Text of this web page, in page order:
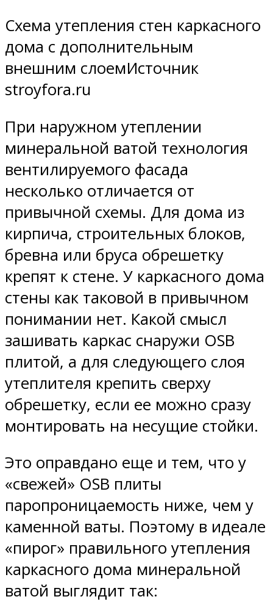
Схема утепления стен каркасного
дома с дополнительным
внешним слоемИсточник
stroyfora.ru
При наружном утеплении
минеральной ватой технология
вентилируемого фасада
несколько отличается от
привычной схемы. Для дома из
кирпича, строительных блоков,
бревна или бруса обрешетку
крепят к стене. У каркасного дома
стены как таковой в привычном
понимании нет. Какой смысл
зашивать каркас снаружи OSB
плитой, а для следующего слоя
утеплителя крепить сверху
обрешетку, если ее можно сразу
монтировать на несущие стойки.
Это оправдано еще и тем, что у
«свежей» OSB плиты
паропроницаемость ниже, чем у
каменной ваты. Поэтому в идеале
«пирог» правильного утепления
каркасного дома минеральной
ватой выглядит так: